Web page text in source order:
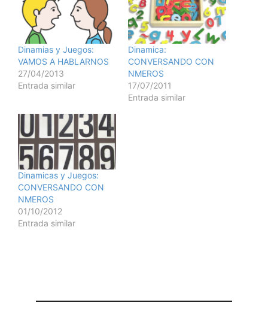
Dinamias y Juegos:
VAMOS A HABLARNOS
27/04/2013
Entrada similar
Dinamica:
CONVERSANDO CON
NMEROS
17/07/2011
Entrada similar
Dinamicas y Juegos:
CONVERSANDO CON
NMEROS
01/10/2012
Entrada similar